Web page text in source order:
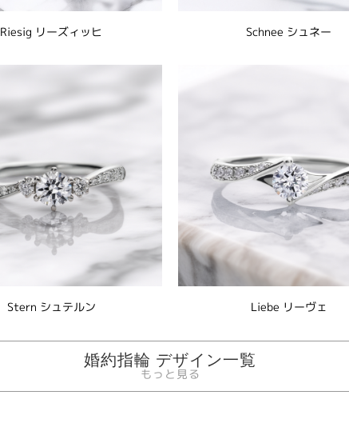
Riesig リーズィッヒ Schnee シュネー
Stern シュテルン Liebe リーヴェ
婚約指輪 デザイン一覧
もっと見る